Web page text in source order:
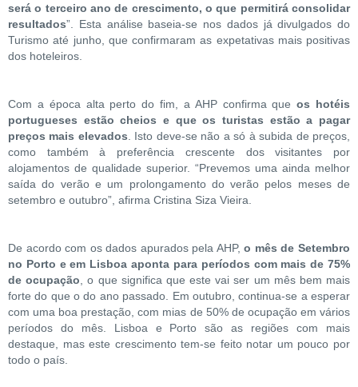
será o terceiro ano de crescimento, o que permitirá consolidar
resultados”. Esta análise baseia-se nos dados já divulgados do
Turismo até junho, que confirmaram as expetativas mais positivas
dos hoteleiros.
Com a época alta perto do fim, a AHP confirma queos hotéis
portugueses estão cheios e que os turistas estão a pagar
preços mais elevados . Isto deve-se não a só à subida de preços,
como também à preferência crescente dos visitantes por
alojamentos de qualidade superior. “Prevemos uma ainda melhor
saída do verão e um prolongamento do verão pelos meses de
setembro e outubro”, afirma Cristina Siza Vieira.
De acordo com os dados apurados pela AHP,o mês de Setembro
no Porto e em Lisboa aponta para períodos com mais de 75%
de ocupação , o que significa que este vai ser um mês bem mais
forte do que o do ano passado. Em outubro, continua-se a esperar
com uma boa prestação, com mias de 50% de ocupação em vários
períodos do mês. Lisboa e Porto são as regiões com mais
destaque, mas este crescimento tem-se feito notar um pouco por
todo o país.